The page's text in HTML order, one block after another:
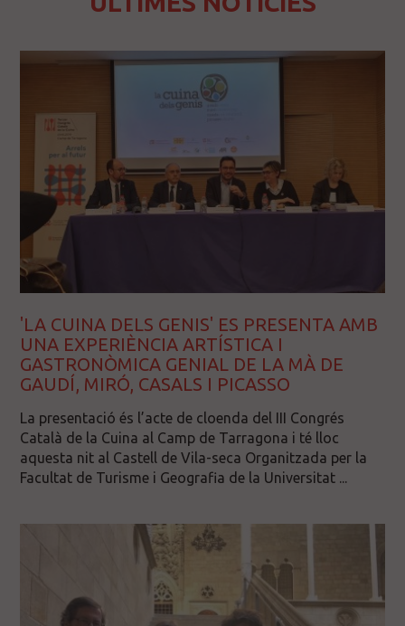
'LA CUINA DELS GENIS' ES PRESENTA AMB
UNA EXPERIÈNCIA ARTÍSTICA I
GASTRONÒMICA GENIAL DE LA MÀ DE
GAUDÍ, MIRÓ, CASALS I PICASSO
La presentació és l’acte de cloenda del III Congrés
Català de la Cuina al Camp de Tarragona i té lloc
aquesta nit al Castell de Vila-seca Organitzada per la
Facultat de Turisme i Geografia de la Universitat ...